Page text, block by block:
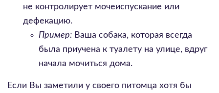
не контролирует мочеиспускание или
дефекацию.
Пример: Ваша собака, которая всегда
была приучена к туалету на улице, вдруг
начала мочиться дома.
Если Вы заметили у своего питомца хотя бы